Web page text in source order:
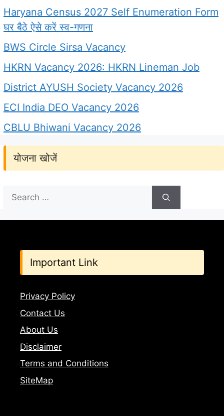
Haryana Census 2027 Self Enumeration Form
घर बैठे ऐसे करें स्व-गणना
BWS Circle Sirsa Vacancy
HKRN Vacancy 2026: HKRN Lineman Job
District AYUSH Society Vacancy 2026
ECI India DEO Vacancy 2026
CBLU Bhiwani Vacancy 2026
योजना खोजें
Search
for:
Important Link
Privacy Policy
Contact Us
About Us
Disclaimer
Terms and Conditions
SiteMap